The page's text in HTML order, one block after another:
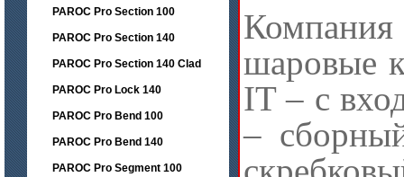
PAROC Pro Section 100
PAROC Pro Section 140
PAROC Pro Section 140 Clad
PAROC Pro Lock 140
PAROC Pro Bend 100
PAROC Pro Bend 140
PAROC Pro Segment 100
шаровые
IT – с
–